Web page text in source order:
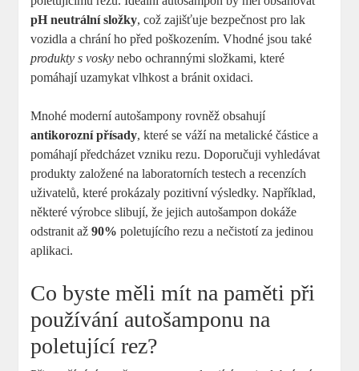
pH neutrální složky, což zajišťuje bezpečnost pro lak
vozidla a chrání ho před poškozením. Vhodné jsou také
produkty s vosky nebo ochrannými složkami, které
pomáhají uzamykat vlhkost a bránit oxidaci.
Mnohé moderní autošampony rovněž obsahují
antikorozní přísady, které se váží na metalické částice a
pomáhají předcházet vzniku rezu. Doporučuji vyhledávat
produkty založené na laboratorních testech a recenzích
uživatelů, které prokázaly pozitivní výsledky. Například,
některé výrobce slibují, že jejich autošampon dokáže
odstranit až90% poletujícího rezu a nečistotí za jedinou
aplikaci.
Co byste měli mít na paměti při
používání autošamponu na
poletující rez?